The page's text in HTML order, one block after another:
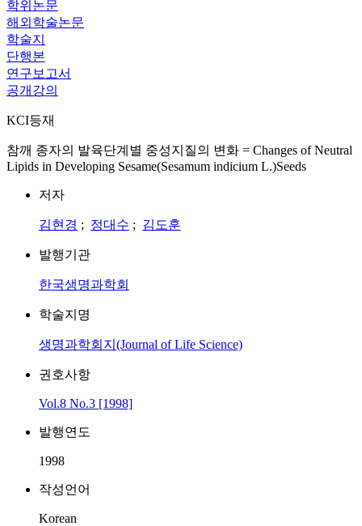
학위논문
해외학술논문
학술지
단행본
연구보고서
공개강의
KCI등재
참깨 종자의 발육단계별 중성지질의 변화 = Changes of Neutral
Lipids in Developing Sesame(Sesamum indicium L.)Seeds
저자
김현경 ; 정대수 ; 김도훈
발행기관
한국생명과학회
학술지명
생명과학회지(Journal of Life Science)
권호사항
Vol.8 No.3 [1998]
발행연도
1998
작성언어
Korean